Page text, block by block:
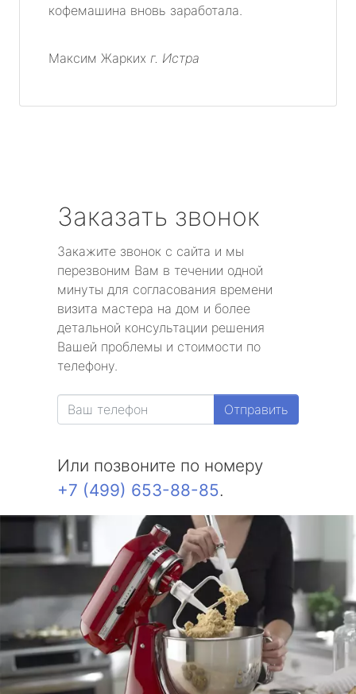
кофемашина вновь заработала.
Максим Жарких г. Истра
Заказать звонок
Закажите звонок с сайта и мы
перезвоним Вам в течении одной
минуты для согласования времени
визита мастера на дом и более
детальной консультации решения
Вашей проблемы и стоимости по
телефону.
Отправить
Или позвоните по номеру
+7 (499) 653-88-85.